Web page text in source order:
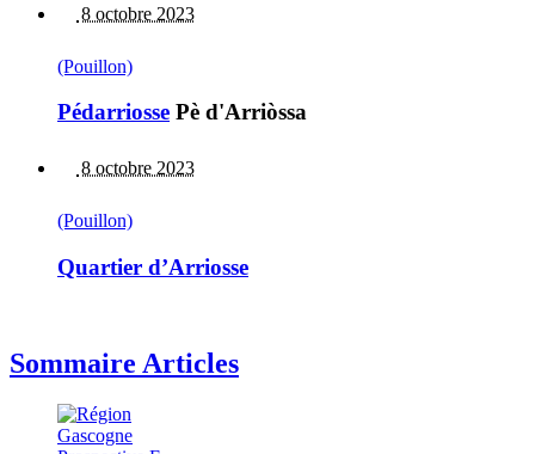
8 octobre 2023
(Pouillon)
Pédarriosse Pè d'Arriòssa
8 octobre 2023
(Pouillon)
Quartier d’Arriosse
Sommaire Articles